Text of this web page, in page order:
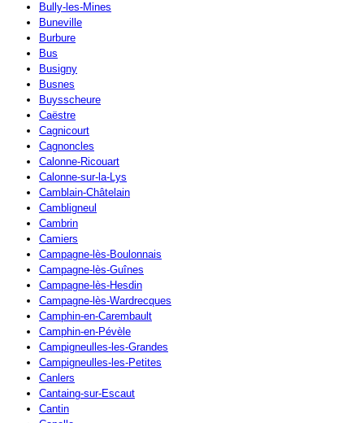
Bully-les-Mines
Buneville
Burbure
Bus
Busigny
Busnes
Buysscheure
Caëstre
Cagnicourt
Cagnoncles
Calonne-Ricouart
Calonne-sur-la-Lys
Camblain-Châtelain
Cambligneul
Cambrin
Camiers
Campagne-lès-Boulonnais
Campagne-lès-Guînes
Campagne-lès-Hesdin
Campagne-lès-Wardrecques
Camphin-en-Carembault
Camphin-en-Pévèle
Campigneulles-les-Grandes
Campigneulles-les-Petites
Canlers
Cantaing-sur-Escaut
Cantin